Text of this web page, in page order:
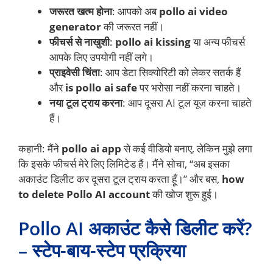
जरूरत खत्म होना: आपको अबpollo ai video
generatorकी जरूरत नहीं।
फीचर्स से नाखुशी: pollo ai kissingया अन्य फीचर्स
आपके लिए उपयोगी नहीं लगे।
प्राइवेसी चिंता: आप डेटा सिक्योरिटी को लेकर सतर्क हैं
औरis pollo ai safeपर भरोसा नहीं करना चाहते।
नया टूल ट्राय करना: आप दूसरा AI टूल यूज करना चाहते
हैं।
कहानी: मैंने pollo ai appसे कई वीडियो बनाए, लेकिन मुझे लगा
कि इसके फीचर्स मेरे लिए लिमिटेड हैं। मैंने सोचा, “अब इसका
अकाउंट डिलीट कर दूसरा टूल ट्राय करता हूँ।” और बस, how
to delete Pollo AI accountकी खोज शुरू हुई।
Pollo AI अकाउंट कैसे डिलीट करें?
– स्टेप-बाय-स्टेप प्रक्रिया